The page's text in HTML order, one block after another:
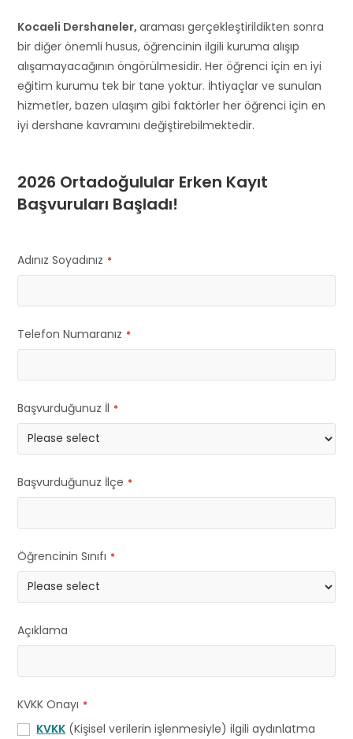
Kocaeli Dershaneler,araması gerçekleştirildikten sonra
bir diğer önemli husus, öğrencinin ilgili kuruma alışıp
alışamayacağının öngörülmesidir. Her öğrenci için en iyi
eğitim kurumu tek bir tane yoktur. İhtiyaçlar ve sunulan
hizmetler, bazen ulaşım gibi faktörler her öğrenci için en
iyi dershane kavramını değiştirebilmektedir.
2026 Ortadoğulular Erken Kayıt
Başvuruları Başladı!
Adınız Soyadınız *
Telefon Numaranız *
Başvurduğunuz İl *
Başvurduğunuz İlçe *
Öğrencinin Sınıfı *
Açıklama
KVKK Onayı *
KVKK (Kişisel verilerin işlenmesiyle) ilgili aydınlatma